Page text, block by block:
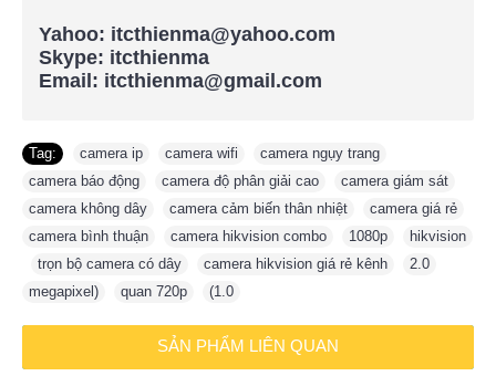
Yahoo: itcthienma@yahoo.com
Skype: itcthienma
Email: itcthienma@gmail.com
Tag: camera ip camera wifi camera ngụy trang
camera báo động
camera độ phân giải cao camera giám sát
camera không dây
camera cảm biến thân nhiệt camera giá rẻ
camera bình thuận
camera hikvision combo 1080p
hikvision
trọn bộ camera có dây camera hikvision giá rẻ kênh 2.0
megapixel)
quan 720p (1.0
SẢN PHẨM LIÊN QUAN